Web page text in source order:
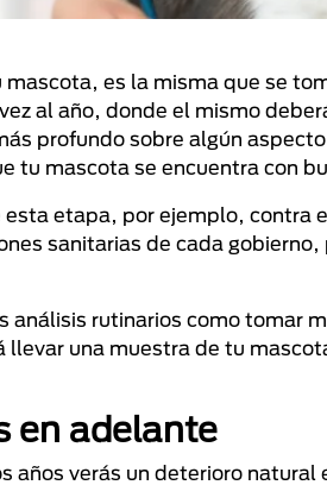
es la misma que se
al año, donde el mismo
profundo sobre algún
tu mascota se encuentra con
etapa, por ejemplo, contra
sanitarias de cada
rutinarios como tomar
una muestra de tu
en adelante
años verás un deterioro